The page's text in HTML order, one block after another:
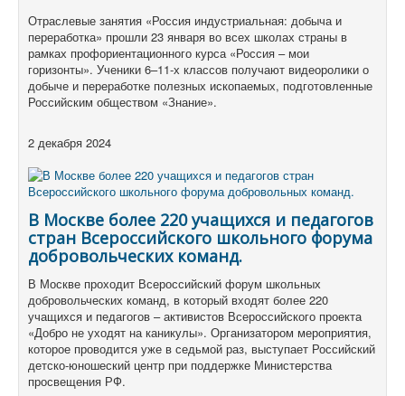
Отраслевые занятия «Россия индустриальная: добыча и
переработка» прошли 23 января во всех школах страны в
рамках профориентационного курса «Россия – мои
горизонты». Ученики 6–11-х классов получают видеоролики о
добыче и переработке полезных ископаемых, подготовленные
Российским обществом «Знание».
2 декабря 2024
В Москве более 220 учащихся и педагогов
стран Всероссийского школьного форума
добровольческих команд.
В Москве проходит Всероссийский форум школьных
добровольческих команд, в который входят более 220
учащихся и педагогов – активистов Всероссийского проекта
«Добро не уходят на каникулы». Организатором мероприятия,
которое проводится уже в седьмой раз, выступает Российский
детско-юношеский центр при поддержке Министерства
просвещения РФ.